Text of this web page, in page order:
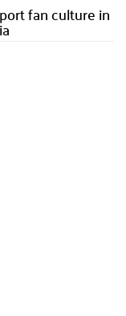
fan culture in